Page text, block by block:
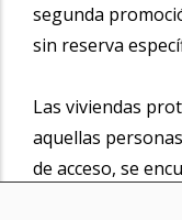
segunda
sin reserva
Las viviendas
aquellas
de acceso, se